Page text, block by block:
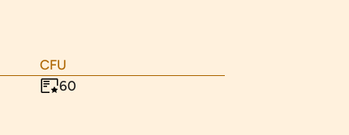
CFU
60